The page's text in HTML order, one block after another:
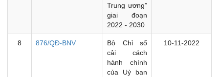
Trung ương”
giai đoạn
2022 - 2030
8 876/QĐ-BNV
Bộ Chỉ số
cải cách
hành chính
của Uỷ ban
10-11-2022